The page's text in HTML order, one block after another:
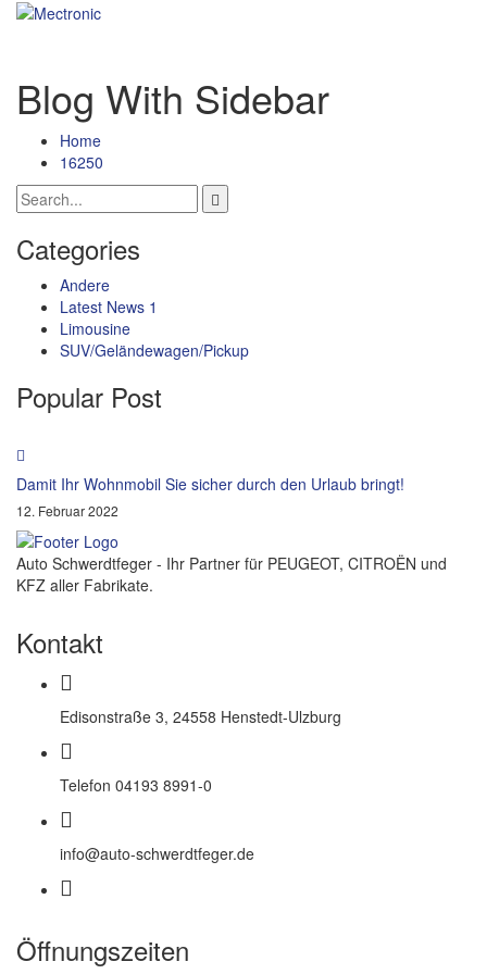
Blog With Sidebar
Home
16250
Categories
Andere
Latest News 1
Limousine
SUV/Geländewagen/Pickup
Popular Post
Damit Ihr Wohnmobil Sie sicher durch den Urlaub bringt!
12. Februar 2022
Auto Schwerdtfeger - Ihr Partner für PEUGEOT, CITROËN und
KFZ aller Fabrikate.
Kontakt
Edisonstraße 3, 24558 Henstedt-Ulzburg
Telefon 04193 8991-0
info@auto-schwerdtfeger.de
Öffnungszeiten